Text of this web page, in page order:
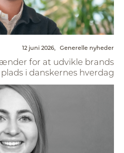
12 juni 2026, Generelle nyheder
for at udvikle brands
i danskernes hverdag